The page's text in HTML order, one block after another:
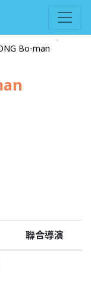
Bo-man
聯合導演